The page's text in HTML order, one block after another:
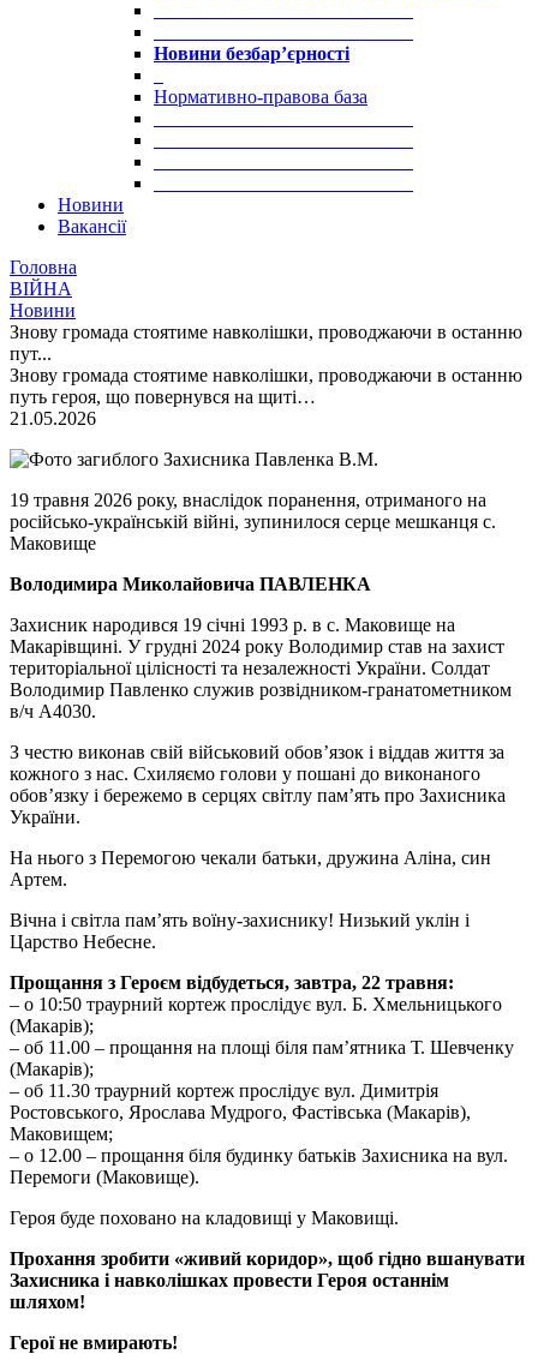
Новини безбар’єрності
Нормативно-правова база
Новини
Вакансії
Головна
ВІЙНА
Новини
Знову громада стоятиме навколішки, проводжаючи в останню
пут...
Знову громада стоятиме навколішки, проводжаючи в останню
путь героя, що повернувся на щиті…
21.05.2026
19 травня 2026 року, внаслідок поранення, отриманого на
російсько-українській війні, зупинилося серце мешканця с.
Маковище
Володимира Миколайовича ПАВЛЕНКА
Захисник народився 19 січні 1993 р. в с. Маковище на
Макарівщині. У грудні 2024 року Володимир став на захист
територіальної цілісності та незалежності України. Солдат
Володимир Павленко служив розвідником-гранатометником
в/ч А4030.
З честю виконав свій військовий обов’язок і віддав життя за
кожного з нас. Схиляємо голови у пошані до виконаного
обов’язку і бережемо в серцях світлу пам’ять про Захисника
України.
На нього з Перемогою чекали батьки, дружина Аліна, син
Артем.
Вічна і світла пам’ять воїну-захиснику! Низький уклін і
Царство Небесне.
Прощання з Героєм відбудеться, завтра, 22 травня:
– о 10:50 траурний кортеж прослідує вул. Б. Хмельницького
(Макарів);
– об 11.00 – прощання на площі біля пам’ятника Т. Шевченку
(Макарів);
– об 11.30 траурний кортеж прослідує вул. Димитрія
Ростовського, Ярослава Мудрого, Фастівська (Макарів),
Маковищем;
– о 12.00 – прощання біля будинку батьків Захисника на вул.
Перемоги (Маковище).
Героя буде поховано на кладовищі у Маковищі.
Прохання зробити «живий коридор», щоб гідно вшанувати
Захисника і навколішках провести Героя останнім
шляхом!
Герої не вмирають!